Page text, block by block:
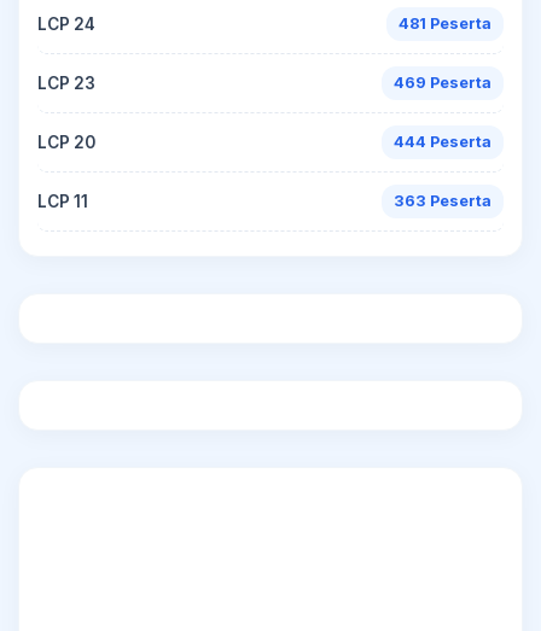
LCP 24 481 Peserta
LCP 23 469 Peserta
LCP 20 444 Peserta
LCP 11 363 Peserta